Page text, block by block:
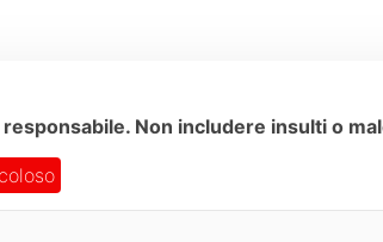
Non includere insulti o